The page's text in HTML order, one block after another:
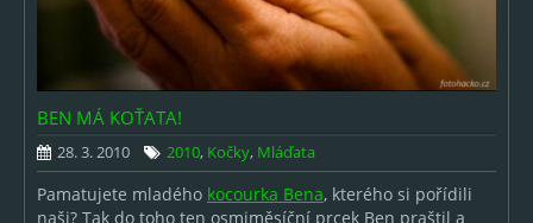
BEN MÁ KOŤATA!
28. 3. 2010 2010, Kočky, Mláďata
Pamatujete mladého kocourka Bena, kterého si pořídili
naši? Tak do toho ten osmiměsíční prcek Ben praštil a